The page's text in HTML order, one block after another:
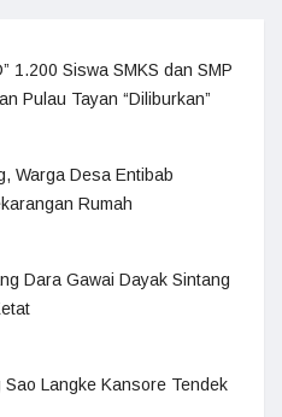
1.200 Siswa SMKS dan SMP
Pulau Tayan “Diliburkan”
Warga Desa Entibab
Rumah
Dara Gawai Dayak Sintang
Sao Langke Kansore Tendek